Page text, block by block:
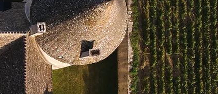
Tel : 0627492245